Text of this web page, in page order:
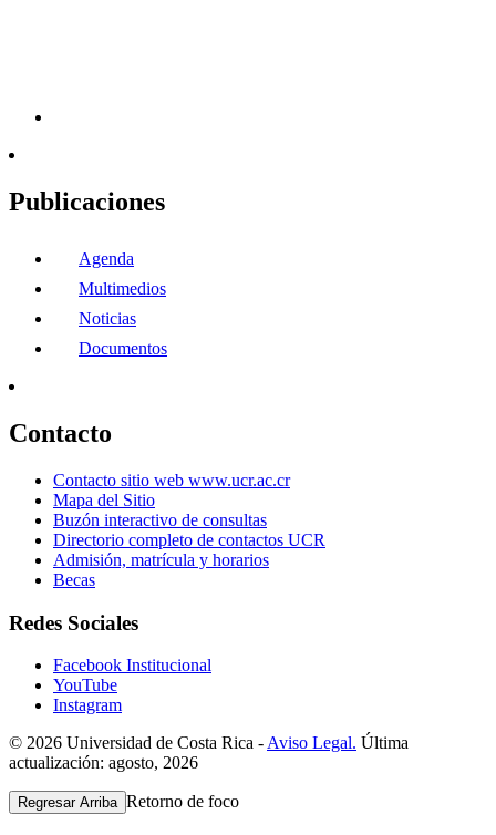
Publicaciones
Agenda
Multimedios
Noticias
Documentos
Contacto
Contacto sitio web www.ucr.ac.cr
Mapa del Sitio
Buzón interactivo de consultas
Directorio completo de contactos UCR
Admisión, matrícula y horarios
Becas
Redes Sociales
Facebook Institucional
YouTube
Instagram
© 2026 Universidad de Costa Rica - Aviso Legal. Última
actualización: agosto, 2026
Regresar Arriba Retorno de foco